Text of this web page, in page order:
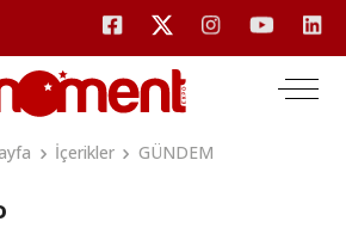
İçerikler GÜNDEM